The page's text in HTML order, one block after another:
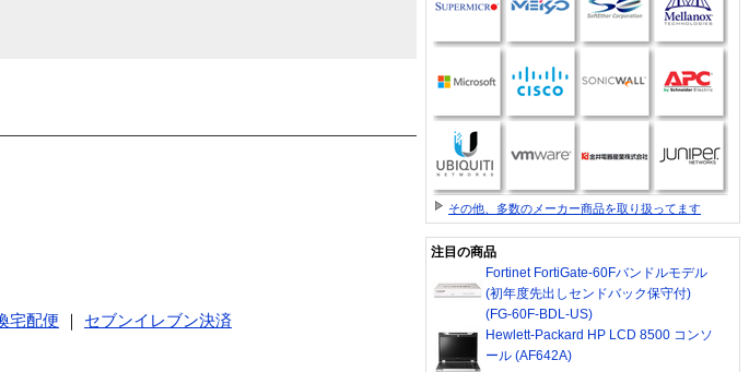
宅配便
セブンイレブン決済
その他、多数のメーカー商品を取り扱ってます
注目の商品
Fortinet FortiGate-60Fバンドルモデル
(初年度先出しセンドバック保守付)
(FG-60F-BDL-US)
Hewlett-Packard HP LCD 8500 コンソ
ール (AF642A)